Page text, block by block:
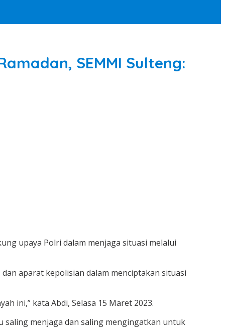
SEMMI Sulteng:
upaya Polri dalam menjaga situasi melalui
aparat kepolisian dalam menciptakan situasi
ini,” kata Abdi, Selasa 15 Maret 2023.
saling menjaga dan saling mengingatkan untuk